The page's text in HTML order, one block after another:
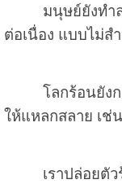
มนุษย์ยังทำ
ต่อเนื่อง แบบไม่
โลกร้อนยัง
ให้แหลกสลาย เช่
เราปล่อยตั